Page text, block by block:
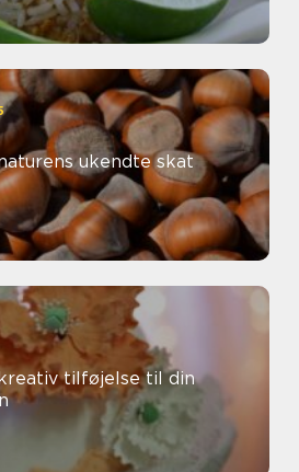
ukendte skat
tilføjelse til din